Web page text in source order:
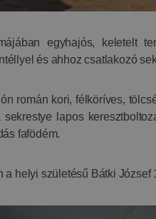
egyhajós, keletelt
és ahhoz csatlakozó
román kori, félköríves,
lapos
fafödém.
a helyi születésű Bátki